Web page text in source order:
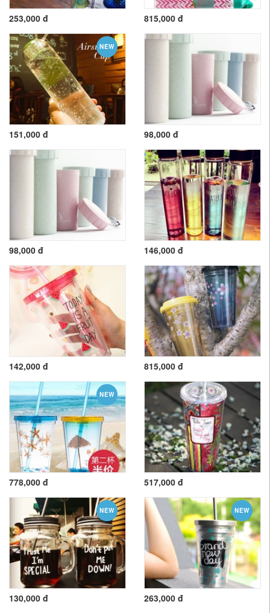
253,000 đ 815,000 đ
NEW
151,000 đ 98,000 đ
98,000 đ 146,000 đ
142,000 đ 815,000 đ
NEW
778,000 đ 517,000 đ
NEW
130,000 đ
NEW
263,000 đ